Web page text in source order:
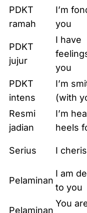
PDKT
ramah
I’m
you
PDKT
jujur
I have
you
PDKT
intens
I’m
(with
Resmi
jadian
I’m
heels
Serius I
Pelaminan
I am
to you
Pelaminan
You